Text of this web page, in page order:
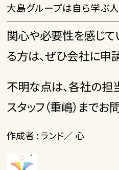
大島グループは自ら学ぶ
関心や必要性を感じて
る方は、ぜひ会社に申
不明な点は、各社の担
スタッフ（重嶋）までお
作成者 : ランド／ 心